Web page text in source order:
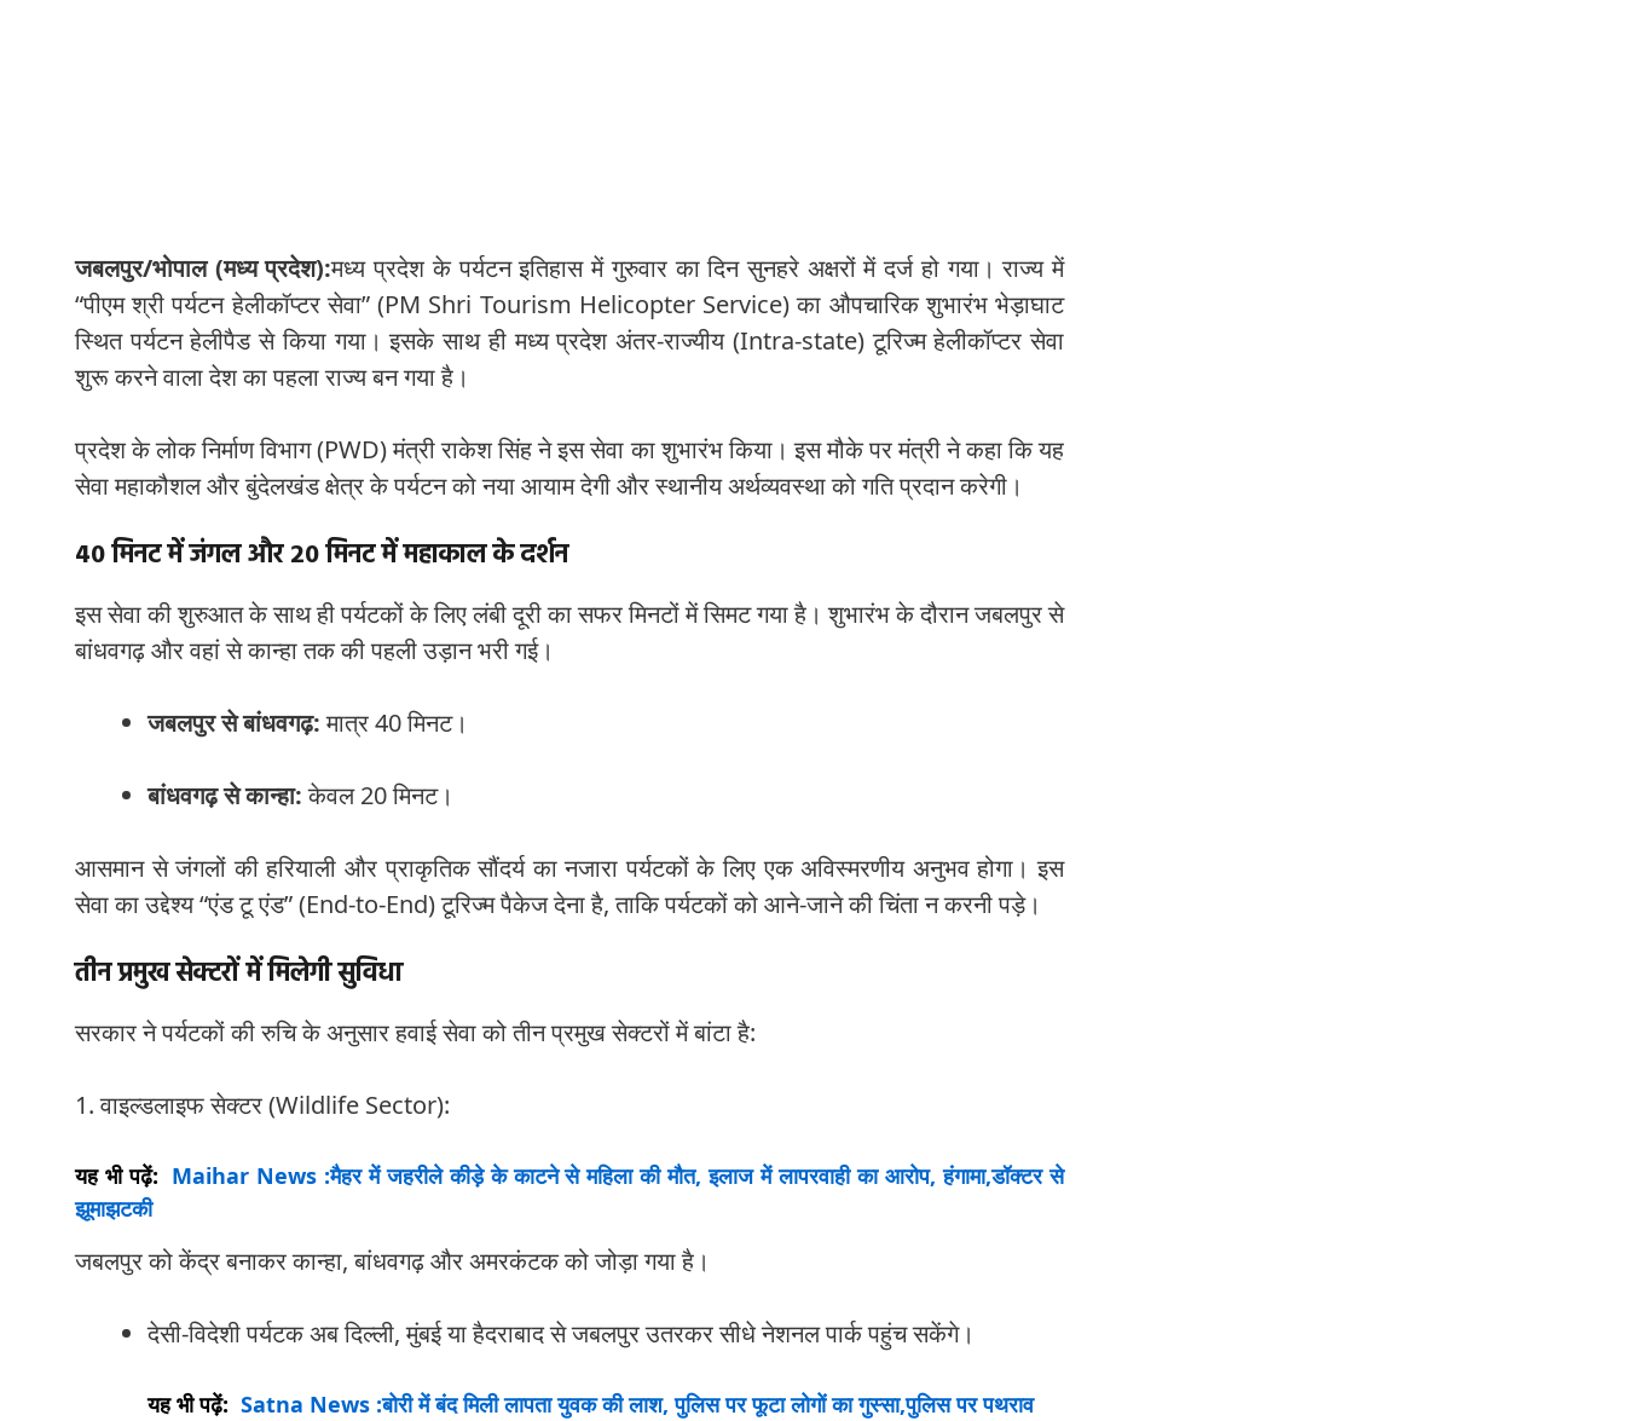
जबलपुर/भोपाल (मध्य प्रदेश):मध्य प्रदेश के पर्यटन इतिहास में गुरुवार का दिन सुनहरे अक्षरों में दर्ज हो गया। राज्य में
“पीएम श्री पर्यटन हेलीकॉप्टर सेवा” (PM Shri Tourism Helicopter Service) का औपचारिक शुभारंभ भेड़ाघाट
स्थित पर्यटन हेलीपैड से किया गया। इसके साथ ही मध्य प्रदेश अंतर-राज्यीय (Intra-state) टूरिज्म हेलीकॉप्टर सेवा
शुरू करने वाला देश का पहला राज्य बन गया है।
प्रदेश के लोक निर्माण विभाग (PWD) मंत्री राकेश सिंह ने इस सेवा का शुभारंभ किया। इस मौके पर मंत्री ने कहा कि यह
सेवा महाकौशल और बुंदेलखंड क्षेत्र के पर्यटन को नया आयाम देगी और स्थानीय अर्थव्यवस्था को गति प्रदान करेगी।
40 मिनट में जंगल और 20 मिनट में महाकाल के दर्शन
इस सेवा की शुरुआत के साथ ही पर्यटकों के लिए लंबी दूरी का सफर मिनटों में सिमट गया है। शुभारंभ के दौरान जबलपुर से
बांधवगढ़ और वहां से कान्हा तक की पहली उड़ान भरी गई।
जबलपुर से बांधवगढ़:मात्र 40 मिनट।
बांधवगढ़ से कान्हा:केवल 20 मिनट।
आसमान से जंगलों की हरियाली और प्राकृतिक सौंदर्य का नजारा पर्यटकों के लिए एक अविस्मरणीय अनुभव होगा। इस
सेवा का उद्देश्य “एंड टू एंड” (End-to-End) टूरिज्म पैकेज देना है, ताकि पर्यटकों को आने-जाने की चिंता न करनी पड़े।
तीन प्रमुख सेक्टरों में मिलेगी सुविधा
सरकार ने पर्यटकों की रुचि के अनुसार हवाई सेवा को तीन प्रमुख सेक्टरों में बांटा है:
1. वाइल्डलाइफ सेक्टर (Wildlife Sector):
यह भी पढ़ें: Maihar News :मैहर में जहरीले कीड़े के काटने से महिला की मौत, इलाज में लापरवाही का आरोप, हंगामा,डॉक्टर से
झूमाझटकी
जबलपुर को केंद्र बनाकर कान्हा, बांधवगढ़ और अमरकंटक को जोड़ा गया है।
देसी-विदेशी पर्यटक अब दिल्ली, मुंबई या हैदराबाद से जबलपुर उतरकर सीधे नेशनल पार्क पहुंच सकेंगे।
यह भी पढ़ें: Satna News :बोरी में बंद मिली लापता युवक की लाश, पुलिस पर फूटा लोगों का गुस्सा,पुलिस पर पथराव